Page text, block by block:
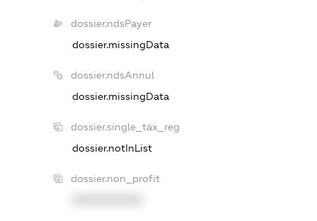
dossier.ndsPayer
dossier.missingData
dossier.ndsAnnul
dossier.missingData
dossier.single_tax_reg
dossier.notInList
dossier.non_profit